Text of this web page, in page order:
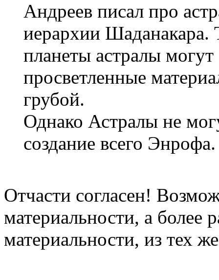
Андреев писал про
иерархии Шаданакара.
планеты астралы могут
просветленные
грубой.
Однако Астралы не
создание всего Энрофа.
Отчасти согласен!
материальности, а более
материальности, из тех